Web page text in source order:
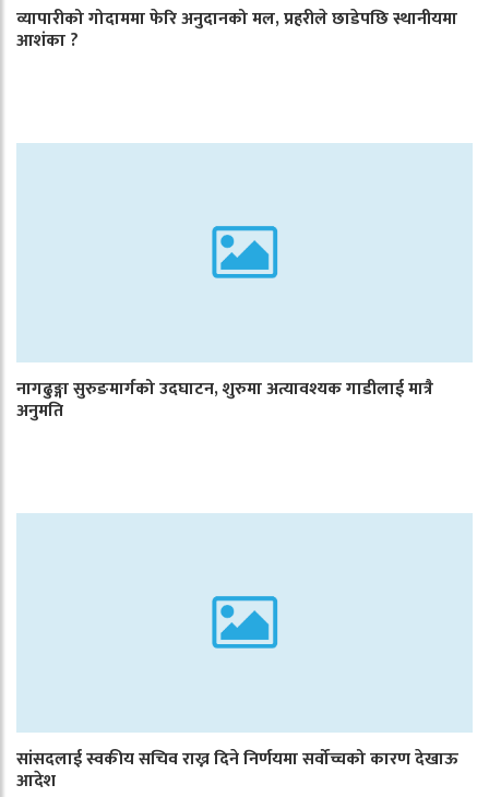
व्यापारीको गोदाममा फेरि अनुदानको मल, प्रहरीले छाडेपछि स्थानीयमा
आशंका ?
नागढुङ्गा सुरुङमार्गको उदघाटन, शुरुमा अत्यावश्यक गाडीलाई मात्रै
अनुमति
सांसदलाई स्वकीय सचिव राख्न दिने निर्णयमा सर्वोच्चको कारण देखाऊ
आदेश